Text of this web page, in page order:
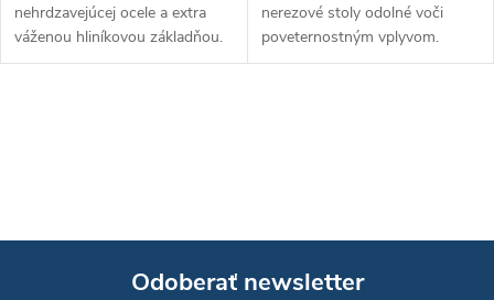
nehrdzavejúcej ocele a extra
váženou hliníkovou základňou.
Odolný voči poveternostným
nerezové stoly odolné voči
poveternostným vplyvom.
Jednoduché premiestňovanie a
Odoberať newsletter